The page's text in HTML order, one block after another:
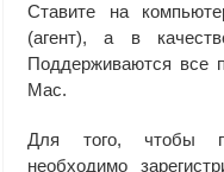
Ставите на
(агент), а в
Поддерживаются все
Mac.
Для того, чтобы
необходимо